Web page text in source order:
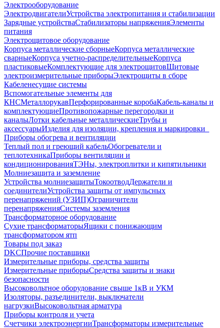
Электрооборудование
ЭлектродвигателиУстройства электропитания и стабилизации
Зарядные устройстваСтабилизаторы напряженияЭлементы
питания
Электрощитовое оборудование
Корпуса металлические сборныеКорпуса металлические
сварныеКорпуса учетно-распределительныеКорпуса
пластиковыеКомплектующие для электрощитовЩитовые
электроизмерительные приборыЭлектрощиты в сборе
Кабеленесущие системы
Вспомогательные элементы для
КНСМеталлорукавПерфорированные коробаКабель-каналы и
комплектующиеПротивопожарные перегородки и
каналыЛотки кабельные металлическиеТрубы и
аксессуарыИзделия для изоляции, крепления и маркировки
Приборы обогрева и вентиляции
Теплый пол и греющий кабельОбогреватели и
теплотехникаПриборы вентиляции и
кондиционированияТЭНы, электроплитки и кипятильники
Молниезащита и заземление
Устройства молниезащитыТокоотводДержатели и
соединителиУстройства защиты от импульсных
перенапряжений (УЗИП)Ограничители
перенапряженияСистемы заземления
Трансформаторное оборудование
Сухие трансформаторыЯщики с понижающим
трансформатором ятп
Товары под заказ
DKCПрочие поставщики
Измерительные приборы, средства защиты
Измерительные приборыСредства защиты и знаки
безопасности
Высоковольтное оборудование свыше 1кВ и УКМ
Изоляторы, разъединители, выключатели
нагрузкиВысоковольтная арматура
Приборы контроля и учета
Счетчики электроэнергииТрансформаторы измерительные